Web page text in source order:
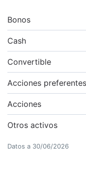
Bonos
Cash
Convertible
Acciones preferentes
Acciones
Otros activos
Datos a 30/06/2026